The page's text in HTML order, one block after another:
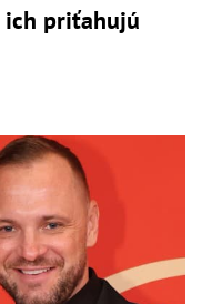
ich priťahujú